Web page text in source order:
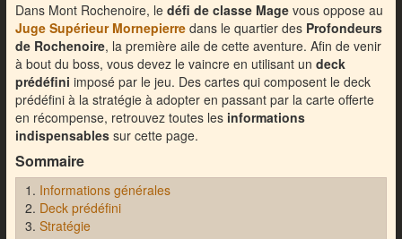
Dans Mont Rochenoire, le défi de classe Magevous oppose au
Juge Supérieur Mornepierredans le quartier des Profondeurs
de Rochenoire, la première aile de cette aventure. Afin de venir
à bout du boss, vous devez le vaincre en utilisant un deck
prédéfini imposé par le jeu. Des cartes qui composent le deck
prédéfini à la stratégie à adopter en passant par la carte offerte
en récompense, retrouvez toutes les informations
indispensablessur cette page.
Sommaire
Informations générales
Deck prédéfini
Stratégie